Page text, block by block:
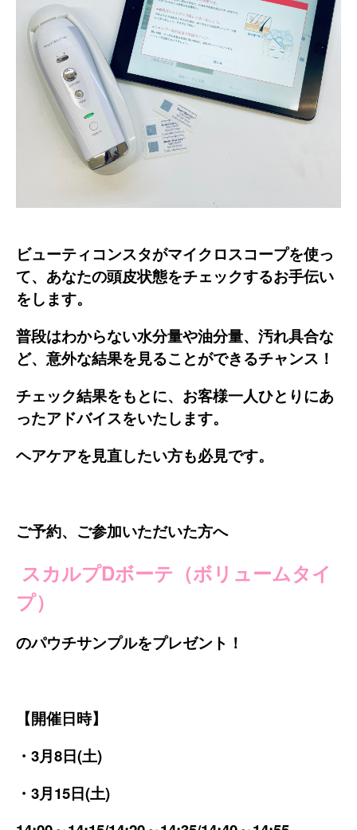
ビューティコンスタがマイクロスコープを使っ
て、あなたの頭皮状態をチェックするお手伝い
をします。
普段はわからない水分量や油分量、汚れ具合な
ど、意外な結果を見ることができるチャンス！
チェック結果をもとに、お客様一人ひとりにあ
ったアドバイスをいたします。
ヘアケアを見直したい方も必見です。
ご予約、ご参加いただいた方へ
スカルプDボーテ（ボリュームタイ
プ）
のパウチサンプルをプレゼント！
【開催日時】
・3月8日(土)
・3月15日(土)